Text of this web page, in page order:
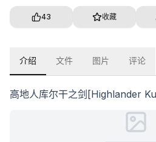
43 收藏
介绍 文件 图片 评论
高地人库尔干之剑[Highlander